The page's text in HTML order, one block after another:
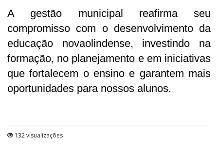
A gestão municipal reafirma seu
compromisso com o desenvolvimento da
educação novaolindense, investindo na
formação, no planejamento e em iniciativas
que fortalecem o ensino e garantem mais
oportunidades para nossos alunos.
132 visualizações